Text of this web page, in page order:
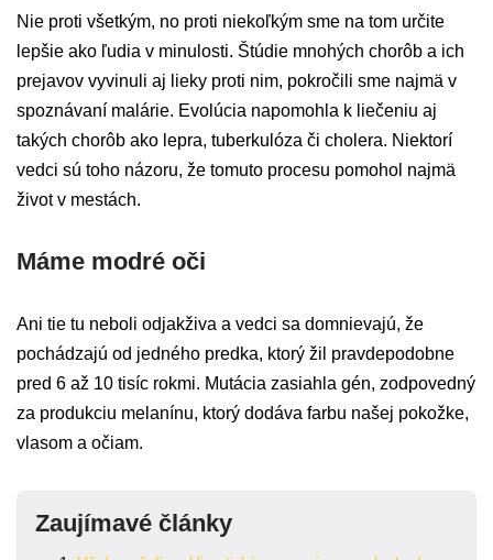
Nie proti všetkým, no proti niekoľkým sme na tom určite
lepšie ako ľudia v minulosti. Štúdie mnohých chorôb a ich
prejavov vyvinuli aj lieky proti nim, pokročili sme najmä v
spoznávaní malárie. Evolúcia napomohla k liečeniu aj
takých chorôb ako lepra, tuberkulóza či cholera. Niektorí
vedci sú toho názoru, že tomuto procesu pomohol najmä
život v mestách.
Máme modré oči
Ani tie tu neboli odjakživa a vedci sa domnievajú, že
pochádzajú od jedného predka, ktorý žil pravdepodobne
pred 6 až 10 tisíc rokmi. Mutácia zasiahla gén, zodpovedný
za produkciu melanínu, ktorý dodáva farbu našej pokožke,
vlasom a očiam.
Zaujímavé články